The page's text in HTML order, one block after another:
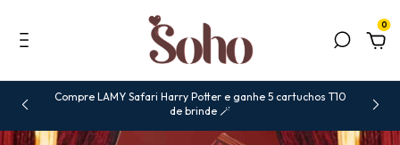
0
Compre LAMY Safari Harry Potter e ganhe 5 cartuchos T10
de brinde 🪄